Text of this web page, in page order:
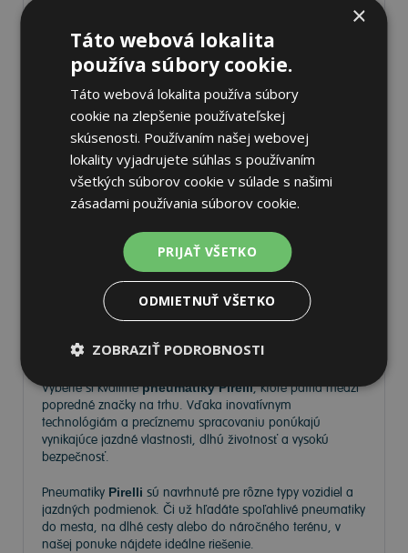
Pirelli ROUTE MT 66
150/90 -15 74 H Zadné
Nie je skladom Sledovať naskladnenie
184,60 €
Pneumatiky Pirelli – kvalita a
spoľahlivosť na každej ceste
Vyberte si kvalitnépneumatiky Pirelli, ktoré patria medzi
popredné značky na trhu. Vďaka inovatívnym
technológiám a precíznemu spracovaniu ponúkajú
vynikajúce jazdné vlastnosti, dlhú životnosť a vysokú
bezpečnosť.
Pneumatiky Pirelli sú navrhnuté pre rôzne typy vozidiel a
jazdných podmienok. Či už hľadáte spoľahlivé pneumatiky
do mesta, na dlhé cesty alebo do náročného terénu, v
našej ponuke nájdete ideálne riešenie.
×
Táto webová lokalita
používa súbory cookie.
Táto webová lokalita používa súbory
cookie na zlepšenie používateľskej
skúsenosti. Používaním našej webovej
lokality vyjadrujete súhlas s používaním
všetkých súborov cookie v súlade s našimi
zásadami používania súborov cookie.
PRIJAŤ VŠETKO
ODMIETNUŤ VŠETKO
ZOBRAZIŤ PODROBNOSTI